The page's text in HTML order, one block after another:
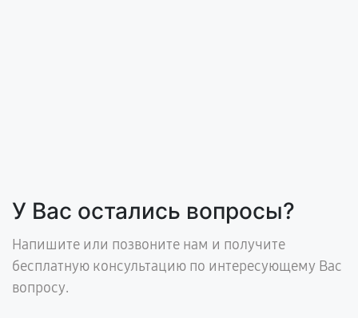
У Вас остались вопросы?
Напишите или позвоните нам и получите
бесплатную консультацию по интересующему Вас
вопросу.